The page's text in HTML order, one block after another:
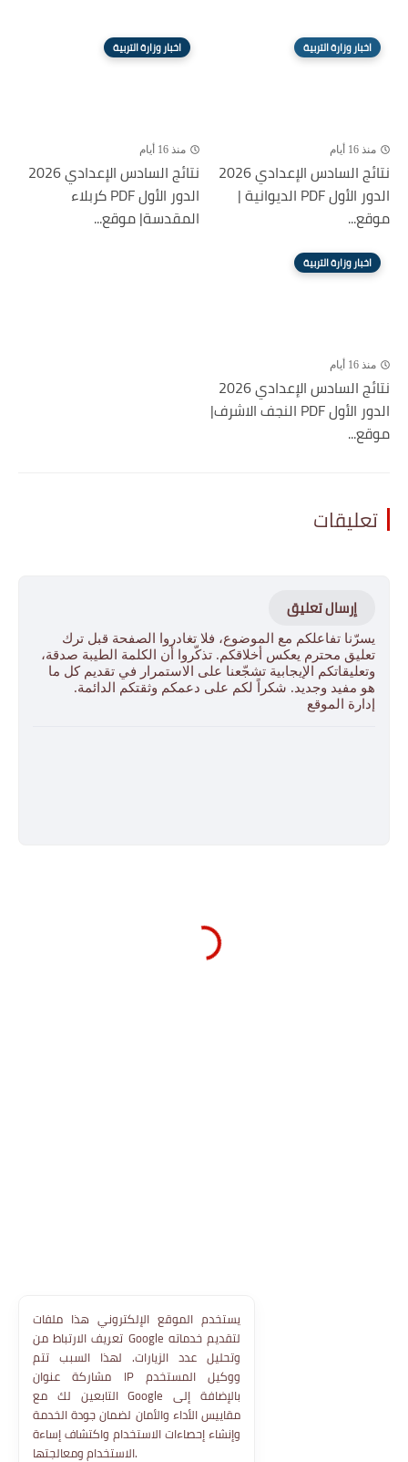
اخبار وزارة التربية
منذ 16 أيام
نتائج السادس الإعدادي 2026
الدور الأول PDF الديوانية |
موقع...
اخبار وزارة التربية
منذ 16 أيام
نتائج السادس الإعدادي 2026
الدور الأول PDF كربلاء
المقدسة| موقع...
اخبار وزارة التربية
منذ 16 أيام
نتائج السادس الإعدادي 2026
الدور الأول PDF النجف الاشرف|
موقع...
تعليقات
إرسال تعليق
يسرّنا تفاعلكم مع الموضوع، فلا تغادروا الصفحة قبل ترك
تعليق محترم يعكس أخلاقكم. تذكّروا أن الكلمة الطيبة صدقة،
وتعليقاتكم الإيجابية تشجّعنا على الاستمرار في تقديم كل ما
هو مفيد وجديد. شكراً لكم على دعمكم وثقتكم الدائمة.
إدارة الموقع
يستخدم الموقع الإلكتروني هذا ملفات
تعريف الارتباط من Google لتقديم خدماته
وتحليل عدد الزيارات. لهذا السبب تتم
مشاركة عنوان IP ووكيل المستخدم
التابعين لك مع Google بالإضافة إلى
مقاييس الأداء والأمان لضمان جودة الخدمة
وإنشاء إحصاءات الاستخدام واكتشاف إساءة
الاستخدام ومعالجتها.